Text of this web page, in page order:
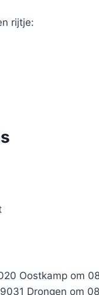
rijtje:
Oostkamp om
Drongen om